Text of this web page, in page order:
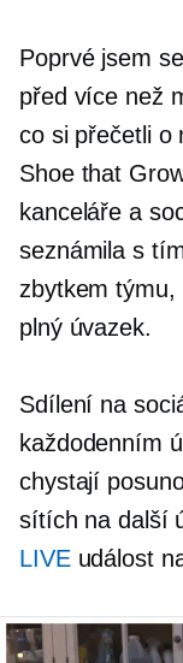
Poprvé jsem
před více než
co si přečetli o
Shoe that
kanceláře a
seznámila s
zbytkem
plný úvazek.
Sdílení na
každodenním
chystají
sítích na další
LIVEudálost